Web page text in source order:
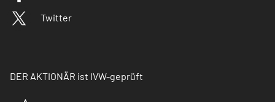
Twitter
DER AKTIONÄR ist IVW-geprüft